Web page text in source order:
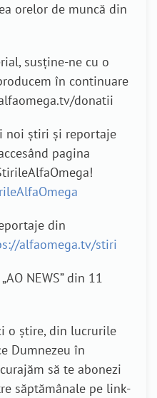
orelor de muncă din
susține-ne cu o
în continuare
donatii
noi știri și reportaje
pagina
din
alfaomega.tv/stiri
NEWS” din 11
o știre, din lucrurile
Dumnezeu în
să te abonezi
săptămânale pe link-